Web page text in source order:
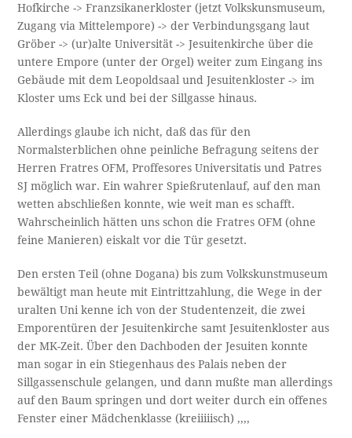
Hofkirche -> Franzsikanerkloster (jetzt Volkskunsmuseum,
Zugang via Mittelempore) -> der Verbindungsgang laut
Gröber -> (ur)alte Universität -> Jesuitenkirche über die
untere Empore (unter der Orgel) weiter zum Eingang ins
Gebäude mit dem Leopoldsaal und Jesuitenkloster -> im
Kloster ums Eck und bei der Sillgasse hinaus.
Allerdings glaube ich nicht, daß das für den
Normalsterblichen ohne peinliche Befragung seitens der
Herren Fratres OFM, Proffesores Universitatis und Patres
SJ möglich war. Ein wahrer Spießrutenlauf, auf den man
wetten abschließen konnte, wie weit man es schafft.
Wahrscheinlich hätten uns schon die Fratres OFM (ohne
feine Manieren) eiskalt vor die Tür gesetzt.
Den ersten Teil (ohne Dogana) bis zum Volkskunstmuseum
bewältigt man heute mit Eintrittzahlung, die Wege in der
uralten Uni kenne ich von der Studentenzeit, die zwei
Emporentüren der Jesuitenkirche samt Jesuitenkloster aus
der MK-Zeit. Über den Dachboden der Jesuiten konnte
man sogar in ein Stiegenhaus des Palais neben der
Sillgassenschule gelangen, und dann mußte man allerdings
auf den Baum springen und dort weiter durch ein offenes
Fenster einer Mädchenklasse (kreiiiiisch) ,,,,